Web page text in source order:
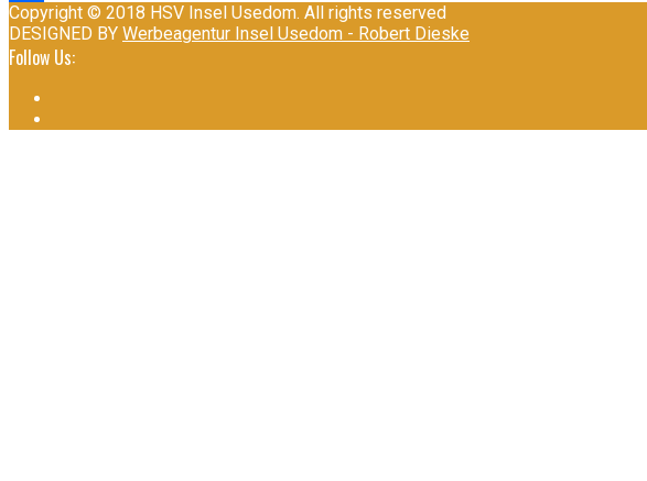
Teilen
Copyright © 2018 HSV Insel Usedom. All rights reserved
DESIGNED BY Werbeagentur Insel Usedom - Robert Dieske
Follow Us: